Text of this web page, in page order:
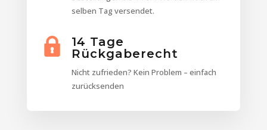
selben Tag versendet.
14 Tage
Rückgaberecht
Nicht zufrieden? Kein Problem – einfach
zurücksenden